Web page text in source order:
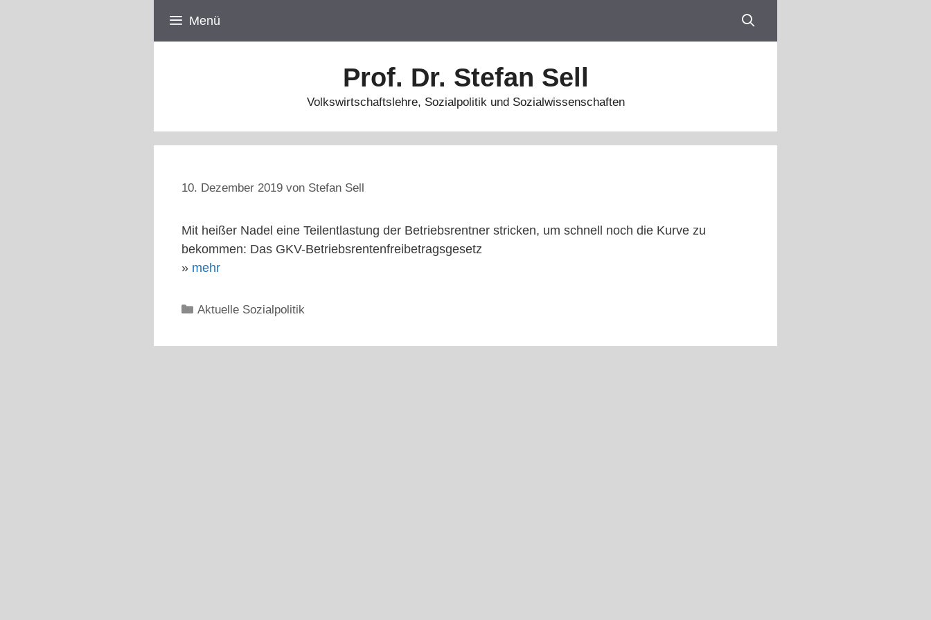
Menü
Prof. Dr. Stefan Sell
Volkswirtschaftslehre, Sozialpolitik und Sozialwissenschaften
10. Dezember 2019 von Stefan Sell
Mit heißer Nadel eine Teilentlastung der Betriebsrentner stricken, um schnell noch die Kurve zu
bekommen: Das GKV-Betriebsrentenfreibetragsgesetz
» mehr
Kategorien
Aktuelle Sozialpolitik